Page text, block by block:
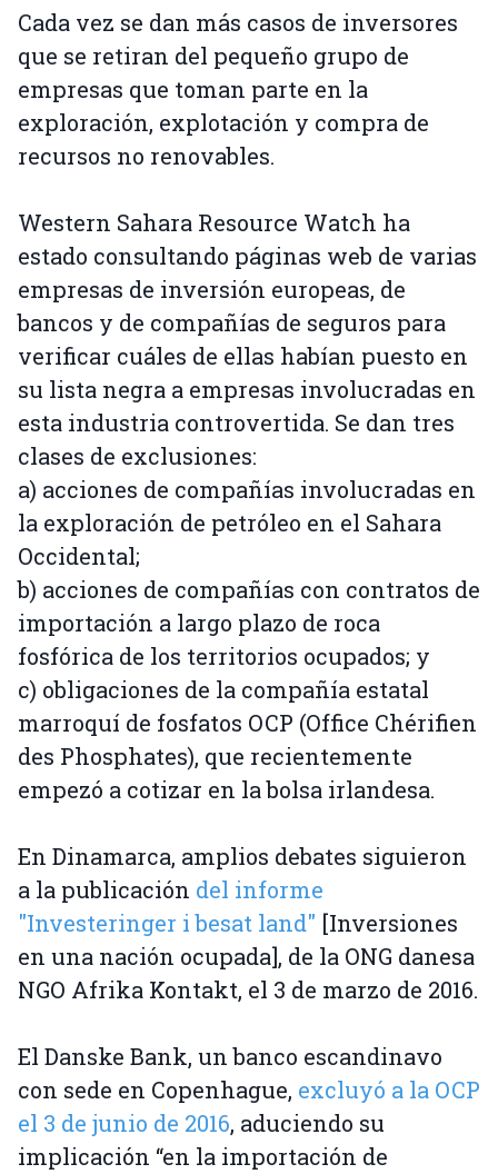
Cada vez se dan más casos de inversores
que se retiran del pequeño grupo de
empresas que toman parte en la
exploración, explotación y compra de
recursos no renovables.
Western Sahara Resource Watch ha
estado consultando páginas web de varias
empresas de inversión europeas, de
bancos y de compañías de seguros para
verificar cuáles de ellas habían puesto en
su lista negra a empresas involucradas en
esta industria controvertida. Se dan tres
clases de exclusiones:
a) acciones de compañías involucradas en
la exploración de petróleo en el Sahara
Occidental;
b) acciones de compañías con contratos de
importación a largo plazo de roca
fosfórica de los territorios ocupados; y
c) obligaciones de la compañía estatal
marroquí de fosfatos OCP (Office Chérifien
des Phosphates), que recientemente
empezó a cotizar en la bolsa irlandesa.
En Dinamarca, amplios debates siguieron
a la publicación del informe
"Investeringer i besat land" [Inversiones
en una nación ocupada], de la ONG danesa
NGO Afrika Kontakt, el 3 de marzo de 2016.
El Danske Bank, un banco escandinavo
con sede en Copenhague, excluyó a la OCP
el 3 de junio de 2016, aduciendo su
implicación “en la importación de